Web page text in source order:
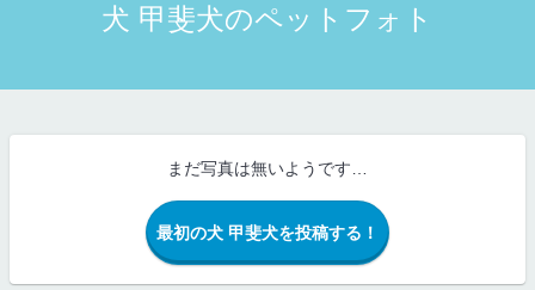
犬 甲斐犬のペットフォト
まだ写真は無いようです…
最初の犬 甲斐犬を投稿する！